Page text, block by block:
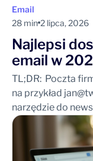
Email
28 min 2 lipca, 2026
Najlepsi
email w
TL;DR: Poczta
na przykład
narzędzie do